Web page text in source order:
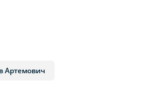
Артемович